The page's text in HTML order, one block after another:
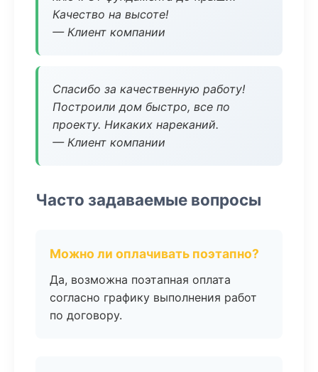
Качество на высоте!
— Клиент компании
Спасибо за качественную работу!
Построили дом быстро, все по
проекту. Никаких нареканий.
— Клиент компании
Часто задаваемые вопросы
Можно ли оплачивать поэтапно?
Да, возможна поэтапная оплата
согласно графику выполнения работ
по договору.